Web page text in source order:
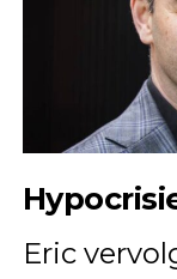
Eric